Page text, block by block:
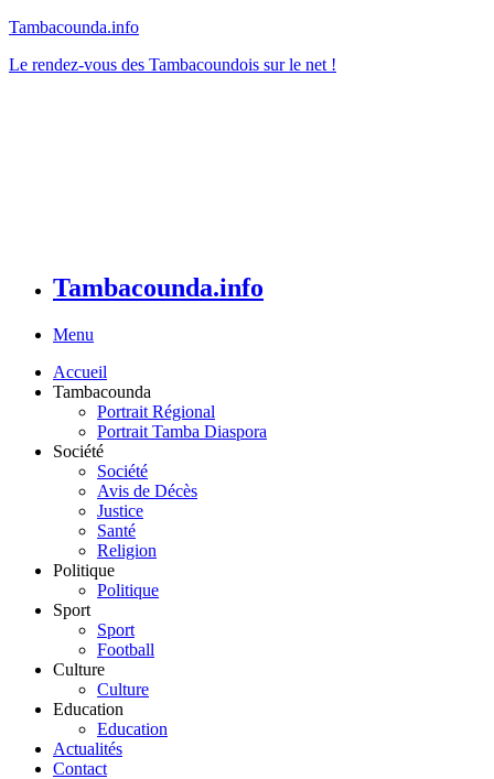
Tambacounda.info
Le rendez-vous des Tambacoundois sur le net !
Tambacounda.info
Menu
Accueil
Tambacounda
Portrait Régional
Portrait Tamba Diaspora
Société
Société
Avis de Décès
Justice
Santé
Religion
Politique
Politique
Sport
Sport
Football
Culture
Culture
Education
Education
Actualités
Contact